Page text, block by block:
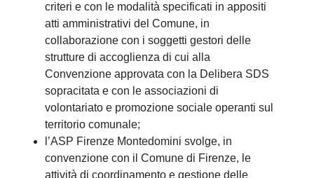
criteri e con le modalità specificati in appositi
atti amministrativi del Comune, in
collaborazione con i soggetti gestori delle
strutture di accoglienza di cui alla
Convenzione approvata con la Delibera SDS
sopracitata e con le associazioni di
volontariato e promozione sociale operanti sul
territorio comunale;
l’ASP Firenze Montedomini svolge, in
convenzione con il Comune di Firenze, le
attività di coordinamento e gestione delle